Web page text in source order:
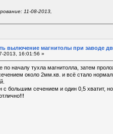
11-08-2013,
вылючение магнитолы при заводе
2013, 16:01:56 »
по началу тухла магнитолла, затем
около 2мм.кв. и всё стало
с большим сечением и один 0,5 хватит,